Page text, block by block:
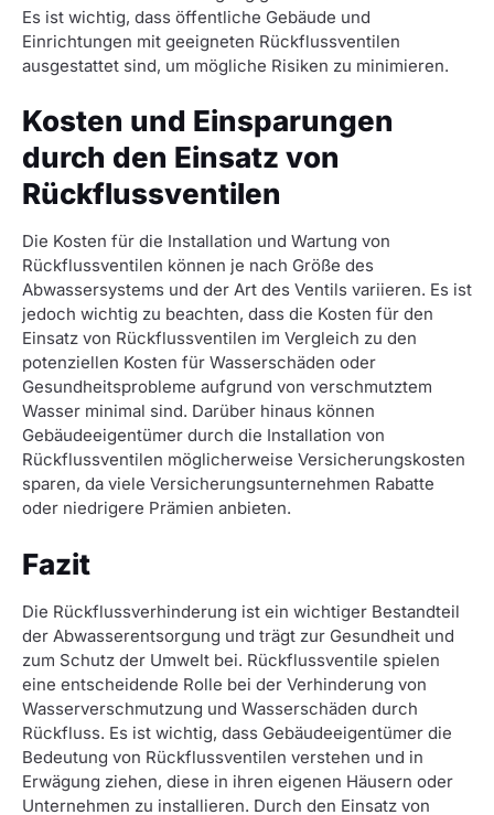
Es ist wichtig, dass öffentliche Gebäude und
Einrichtungen mit geeigneten Rückflussventilen
ausgestattet sind, um mögliche Risiken zu minimieren.
Kosten und Einsparungen
durch den Einsatz von
Rückflussventilen
Die Kosten für die Installation und Wartung von
Rückflussventilen können je nach Größe des
Abwassersystems und der Art des Ventils variieren. Es ist
jedoch wichtig zu beachten, dass die Kosten für den
Einsatz von Rückflussventilen im Vergleich zu den
potenziellen Kosten für Wasserschäden oder
Gesundheitsprobleme aufgrund von verschmutztem
Wasser minimal sind. Darüber hinaus können
Gebäudeeigentümer durch die Installation von
Rückflussventilen möglicherweise Versicherungskosten
sparen, da viele Versicherungsunternehmen Rabatte
oder niedrigere Prämien anbieten.
Fazit
Die Rückflussverhinderung ist ein wichtiger Bestandteil
der Abwasserentsorgung und trägt zur Gesundheit und
zum Schutz der Umwelt bei. Rückflussventile spielen
eine entscheidende Rolle bei der Verhinderung von
Wasserverschmutzung und Wasserschäden durch
Rückfluss. Es ist wichtig, dass Gebäudeeigentümer die
Bedeutung von Rückflussventilen verstehen und in
Erwägung ziehen, diese in ihren eigenen Häusern oder
Unternehmen zu installieren. Durch den Einsatz von